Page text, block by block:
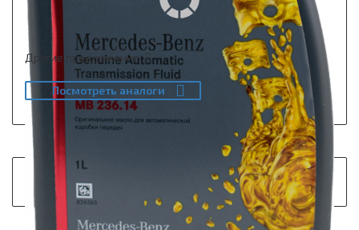
Другие предложения
Посмотреть аналоги